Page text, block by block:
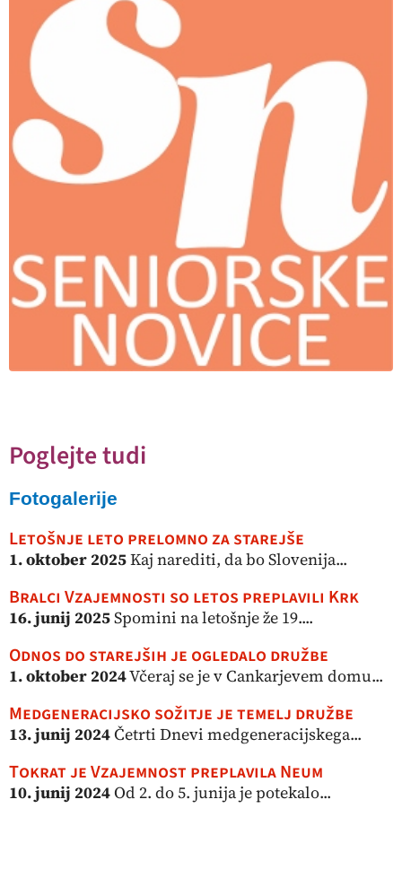
Poglejte tudi
Fotogalerije
Letošnje leto prelomno za starejše
1. oktober 2025Kaj narediti, da bo Slovenija...
Bralci Vzajemnosti so letos preplavili Krk
16. junij 2025Spomini na letošnje že 19....
Odnos do starejših je ogledalo družbe
1. oktober 2024Včeraj se je v Cankarjevem domu...
Medgeneracijsko sožitje je temelj družbe
13. junij 2024Četrti Dnevi medgeneracijskega...
Tokrat je Vzajemnost preplavila Neum
10. junij 2024Od 2. do 5. junija je potekalo...